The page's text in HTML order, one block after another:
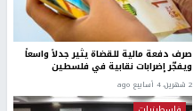
صرف دفعة مالية للقضاة يثير جدلاً واسعاً
ويفجّر إضرابات نقابية في فلسطين
2 شهرين، 4 أسابيع ago